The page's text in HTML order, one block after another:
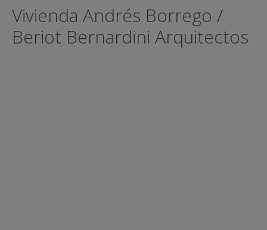
Vivienda Andrés Borrego /
Beriot Bernardini Arquitectos